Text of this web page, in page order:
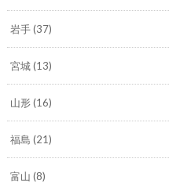
岩手(37)
宮城(13)
山形(16)
福島 (21)
富山 (8)